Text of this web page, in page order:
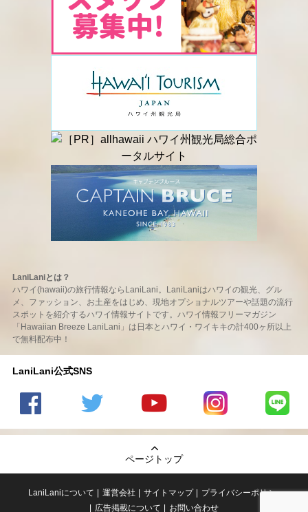
LaniLaniとは？
ハワイ(hawaii)の旅行情報ならLaniLani。LaniLaniはハワイの観光、グル
メ、ファッション、お土産をはじめ、現地オプショナルツアーや話題の流行
スポットを紹介するハワイ情報サイトです。ハワイ情報フリーマガジン
「Hawaiian Breeze LaniLani」は日本とハワイ・ワイキキの計400ヶ所以上
で無料配布中！
LaniLani公式SNS
の
のtwitter
の
Youtube
チャンネ
ページトップ
LaniLaniについて 運営会社 サイトマップ
プライバシーポリシー
広告掲載について
お問い合わせ